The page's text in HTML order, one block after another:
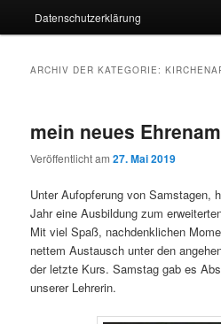
wechseln
Inhalt
wechseln
Datenschutzerklärung
ARCHIV DER KATEGORIE:
mein neues
Veröffentlicht am27. Mai 2019
Unter Aufopferung von Samstagen,
Jahr eine Ausbildung zum
Mit viel Spaß, nachdenklichen
nettem Austausch unter den
der letzte Kurs. Samstag gab es
unserer Lehrerin.